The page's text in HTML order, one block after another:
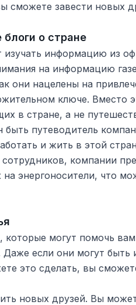
сможете завести новых
о стране
изучать информацию из
на информацию
они нацелены на
ключе. Вместо
в стране, а не
быть путеводитель
и жить в этой
компании
на энергоносители, что
могут помочь
если они могут быть
это сделать, вы
новых друзей. Вы